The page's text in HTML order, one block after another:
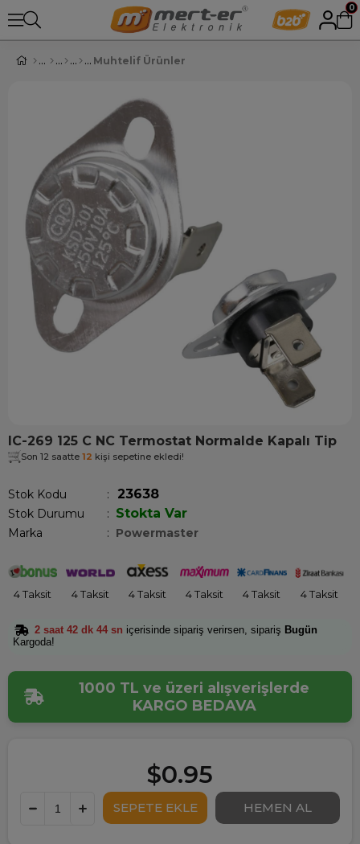
0
Muhtelif Ürünler
IC-269 125 C NC Termostat Normalde Kapalı Tip
Son 12 saatte 12 kişi sepetine ekledi!
Stok Kodu 23638
Stok Durumu : Stokta Var
Marka : Powermaster
4 Taksit 4 Taksit 4 Taksit 4 Taksit 4 Taksit 4 Taksit
2 saat 42 dk 44 sn içerisinde sipariş verirsen, sipariş Bugün
Kargoda!
1000 TL ve üzeri alışverişlerde
KARGO BEDAVA
$0.95